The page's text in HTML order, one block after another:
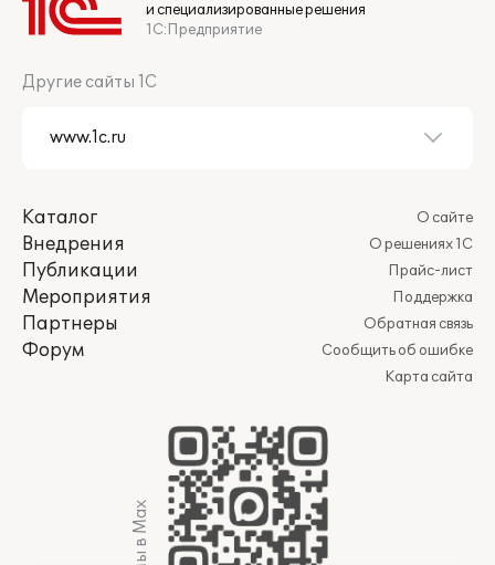
и специализированные решения
1С:Предприятие
Другие сайты 1С
Каталог
Внедрения
Публикации
Мероприятия
Партнеры
Форум
О сайте
О решениях 1С
Прайс-лист
Поддержка
Обратная связь
Сообщить об ошибке
Карта сайта
Мы в Max